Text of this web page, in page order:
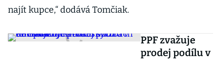
najít kupce,“ dodává Tomčiak.
PPF zvažuje
prodej podílu v